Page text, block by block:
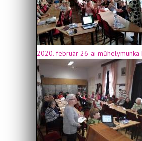
2020. február 26-ai műhelymunka